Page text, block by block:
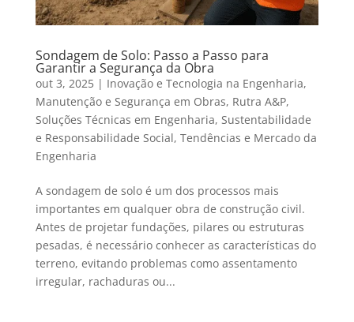
Sondagem de Solo: Passo a Passo para
Garantir a Segurança da Obra
out 3, 2025| Inovação e Tecnologia na Engenharia,
Manutenção e Segurança em Obras, Rutra A&P,
Soluções Técnicas em Engenharia, Sustentabilidade
e Responsabilidade Social, Tendências e Mercado da
Engenharia
A sondagem de solo é um dos processos mais
importantes em qualquer obra de construção civil.
Antes de projetar fundações, pilares ou estruturas
pesadas, é necessário conhecer as características do
terreno, evitando problemas como assentamento
irregular, rachaduras ou...